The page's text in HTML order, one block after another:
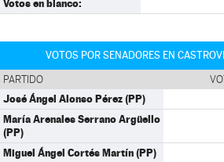
Votos en blanco:
VOTOS POR SENADORES EN
PARTIDO
José Ángel Alonso Pérez (PP)
María Arenales Serrano Argüello
(PP)
Miguel Ángel Cortés Martín (PP)